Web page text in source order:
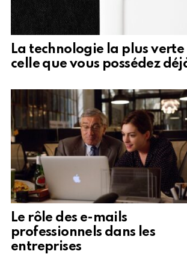
La technologie la plus verte
celle que vous possédez
Le rôle des e-mails
professionnels dans les
entreprises